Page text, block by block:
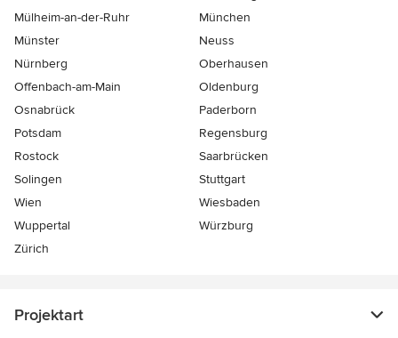
Mülheim-an-der-Ruhr
München
Münster
Neuss
Nürnberg
Oberhausen
Offenbach-am-Main
Oldenburg
Osnabrück
Paderborn
Potsdam
Regensburg
Rostock
Saarbrücken
Solingen
Stuttgart
Wien
Wiesbaden
Wuppertal
Würzburg
Zürich
Projektart